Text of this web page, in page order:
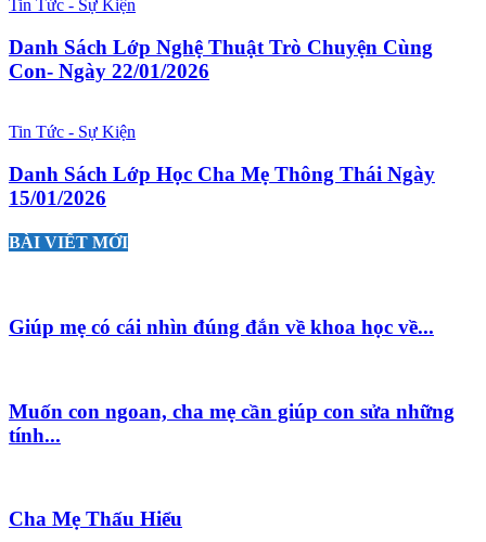
Tin Tức - Sự Kiện
Danh Sách Lớp Nghệ Thuật Trò Chuyện Cùng
Con- Ngày 22/01/2026
Tin Tức - Sự Kiện
Danh Sách Lớp Học Cha Mẹ Thông Thái Ngày
15/01/2026
BÀI VIẾT MỚI
Giúp mẹ có cái nhìn đúng đắn về khoa học về...
Muốn con ngoan, cha mẹ cần giúp con sửa những
tính...
Cha Mẹ Thấu Hiểu